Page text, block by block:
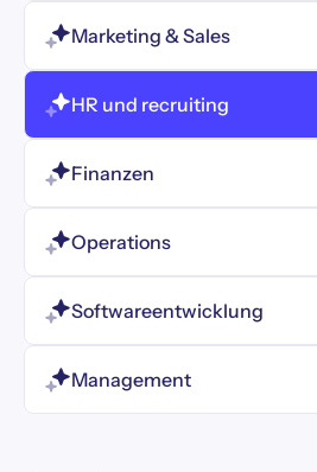
Marketing & Sales
HR und recruiting
Finanzen
Operations
Softwareentwicklung
Management